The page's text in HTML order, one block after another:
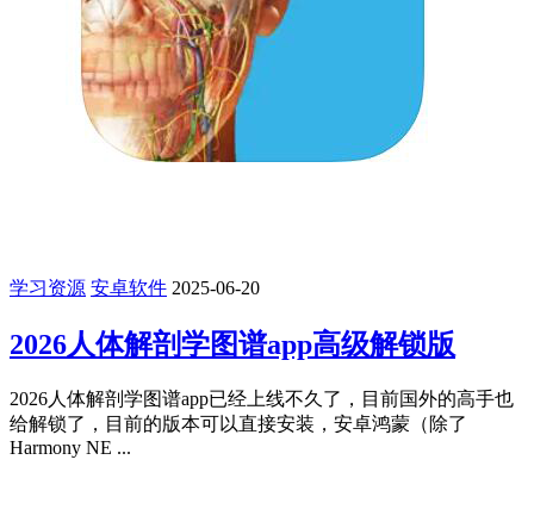
学习资源 安卓软件 2025-06-20
2026人体解剖学图谱app高级解锁版
2026人体解剖学图谱app已经上线不久了，目前国外的高手也
给解锁了，目前的版本可以直接安装，安卓鸿蒙（除了
Harmony NE ...